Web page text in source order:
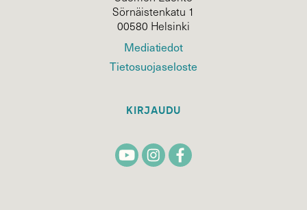
Sörnäistenkatu 1
00580 Helsinki
Mediatiedot
Tietosuojaseloste
KIRJAUDU